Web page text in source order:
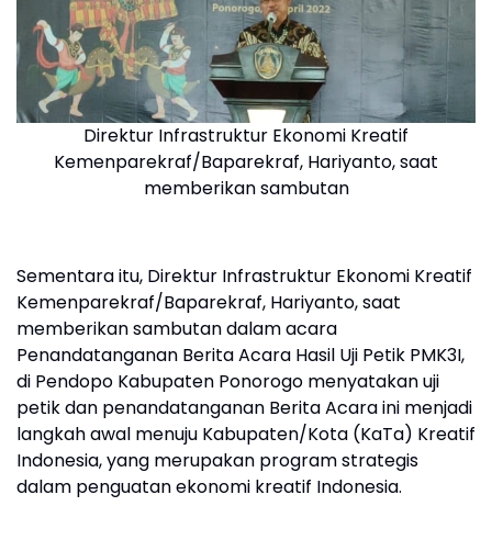
Direktur Infrastruktur Ekonomi Kreatif
Kemenparekraf/Baparekraf, Hariyanto, saat
memberikan sambutan
Sementara itu, Direktur Infrastruktur Ekonomi Kreatif
Kemenparekraf/Baparekraf, Hariyanto, saat
memberikan sambutan dalam acara
Penandatanganan Berita Acara Hasil Uji Petik PMK3I,
di Pendopo Kabupaten Ponorogo menyatakan uji
petik dan penandatanganan Berita Acara ini menjadi
langkah awal menuju Kabupaten/Kota (KaTa) Kreatif
Indonesia, yang merupakan program strategis
dalam penguatan ekonomi kreatif Indonesia.